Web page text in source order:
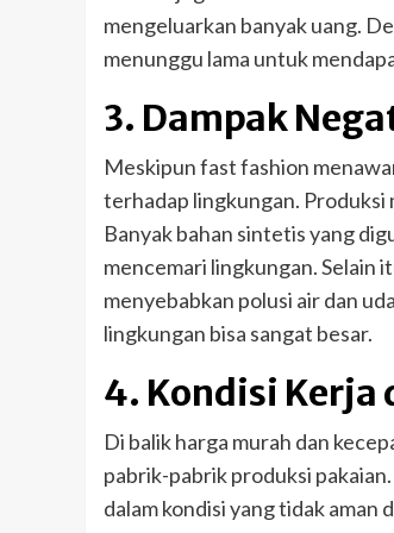
mengeluarkan banyak uang.
menunggu lama untuk
3. Dampak
Meskipun fast fashion
terhadap lingkungan. Produksi
Banyak bahan sintetis yang
mencemari lingkungan. Selain
menyebabkan polusi air dan
lingkungan bisa sangat besar.
4. Kondisi Kerja
Di balik harga murah dan
pabrik-pabrik produksi
dalam kondisi yang tidak aman